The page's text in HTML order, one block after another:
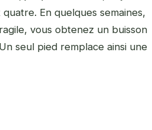
En quelques semaines,
vous obtenez un buisson
seul pied remplace ainsi une